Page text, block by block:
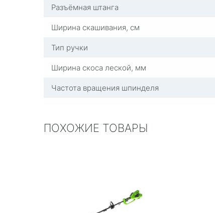
Разъёмная штанга
Ширина скашивания, см
Тип ручки
Ширина скоса леской, мм
Частота вращения шпинделя
ПОХОЖИЕ ТОВАРЫ